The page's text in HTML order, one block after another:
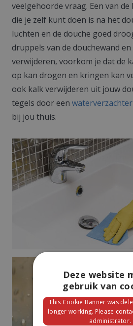
veelgehoorde vraag. Een van
die je zelf kunt doen is na het
luchten en de douche goed
druppels van de douchewand
verwijderen, voorkom je dat de
op kan drogen en kringen kan
ook kalk verwijderen uit jouw
tegels door een waterverzachter
bij jou thuis.
Deze website
gebruik van
This Cookie Banner was
longer working. Please
administrator.